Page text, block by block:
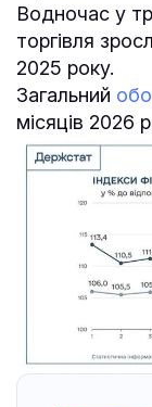
Водночас у
торгівля
2025 року.
Загальний
місяців 2026